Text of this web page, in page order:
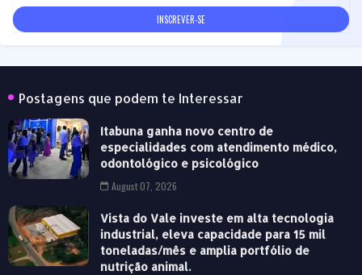
Postagens que podem te Interessar
Itabuna ganha novo centro de
especialidades com atendimento médico,
odontológico e psicológico
August 07, 2026
Vista do Vale investe em alta tecnologia
industrial, eleva capacidade para 15 mil
toneladas/mês e amplia portfólio de
nutrição animal.